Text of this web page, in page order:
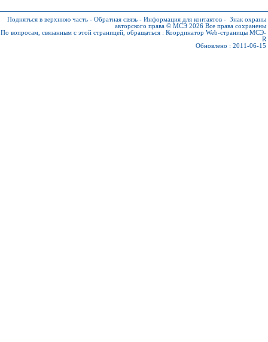
Подняться в верхнюю часть - Обратная связь - Информация для контактов - Знак охраны
авторского права © МСЭ 2026 Все права сохранены
По вопросам, связанным с этой страницей, обращаться : Координатор Web-страницы МСЭ-
R
Обновлено : 2011-06-15